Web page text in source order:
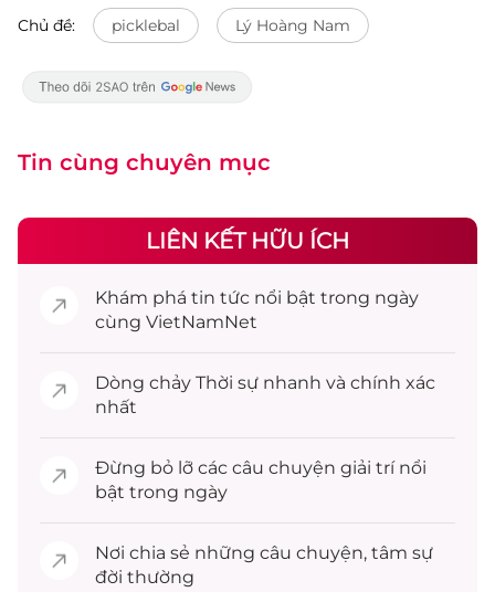
Chủ đề: picklebal Lý Hoàng Nam
Tin cùng chuyên mục
LIÊN KẾT HỮU ÍCH
Khám phá tin tức nổi bật trong ngày
cùng VietNamNet
Dòng chảy Thời sự nhanh và chính xác
nhất
Đừng bỏ lỡ các câu chuyện giải trínổi
bật trong ngày
Nơi chia sẻ những câu chuyện, tâm sự
đời thường